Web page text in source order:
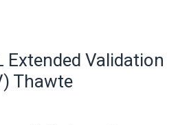
Extended Validation
Thawte